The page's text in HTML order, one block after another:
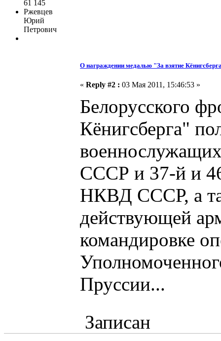
61 145
Ржевцев
Юрий
Петрович
О награждении медалью "За взятие
«Reply #2 : 03 Мая 2011, 15:46:53 »
Белорусского
Кёнигсберга"
СССР и 37-й и
НКВД СССР, а
действующей
командировке
Пруссии...
Записан